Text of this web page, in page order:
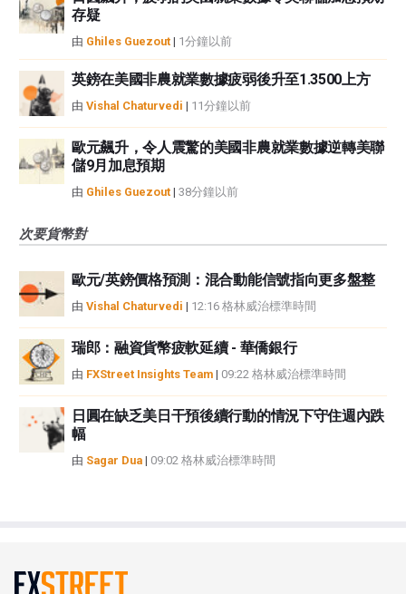
存疑
由 Ghiles Guezout | 1分鐘以前
英鎊在美國非農就業數據疲弱後升至1.3500上方
由 Vishal Chaturvedi | 11分鐘以前
歐元飆升，令人震驚的美國非農就業數據逆轉美聯
儲9月加息預期
由 Ghiles Guezout | 38分鐘以前
次要貨幣對
歐元/英鎊價格預測：混合動能信號指向更多盤整
由 Vishal Chaturvedi | 12:16 格林威治標準時間
瑞郎：融資貨幣疲軟延續 - 華僑銀行
由 FXStreet Insights Team | 09:22 格林威治標準時間
日圓在缺乏美日干預後續行動的情況下守住週內跌
幅
由 Sagar Dua | 09:02 格林威治標準時間